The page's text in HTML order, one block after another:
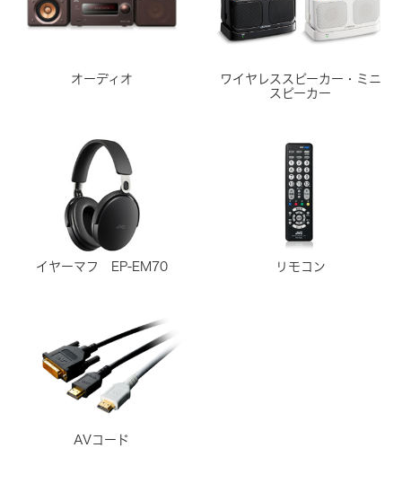
オーディオ
ワイヤレススピーカー・ミニ
スピーカー
イヤーマフ EP-EM70 リモコン
AVコード